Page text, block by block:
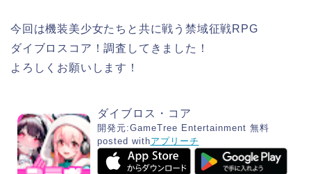
今回は機装美少女たちと共に戦う禁域征戦RPG
ダイブロスコア！調査してきました！
よろしくお願いします！
ダイブロス・コア
開発元:GameTree Entertainment 無料
posted withアプリーチ